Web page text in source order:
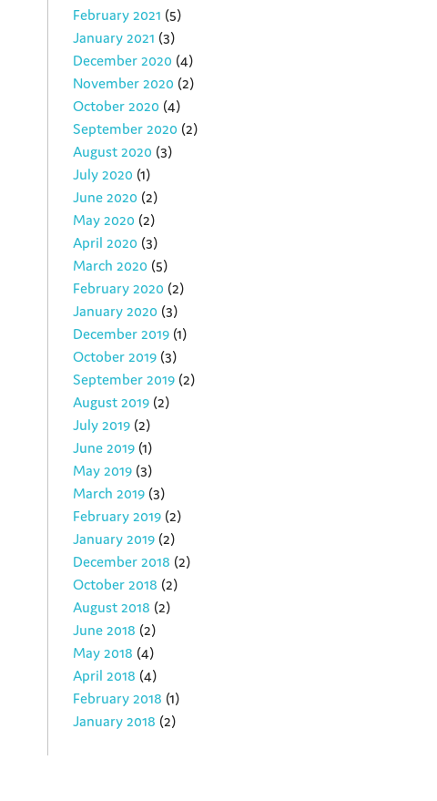
February 2021 (5)
January 2021 (3)
December 2020 (4)
November 2020 (2)
October 2020 (4)
September 2020 (2)
August 2020 (3)
July 2020 (1)
June 2020 (2)
May 2020 (2)
April 2020 (3)
March 2020 (5)
February 2020 (2)
January 2020 (3)
December 2019 (1)
October 2019 (3)
September 2019 (2)
August 2019 (2)
July 2019 (2)
June 2019 (1)
May 2019 (3)
March 2019 (3)
February 2019 (2)
January 2019 (2)
December 2018 (2)
October 2018 (2)
August 2018 (2)
June 2018 (2)
May 2018 (4)
April 2018 (4)
February 2018 (1)
January 2018 (2)